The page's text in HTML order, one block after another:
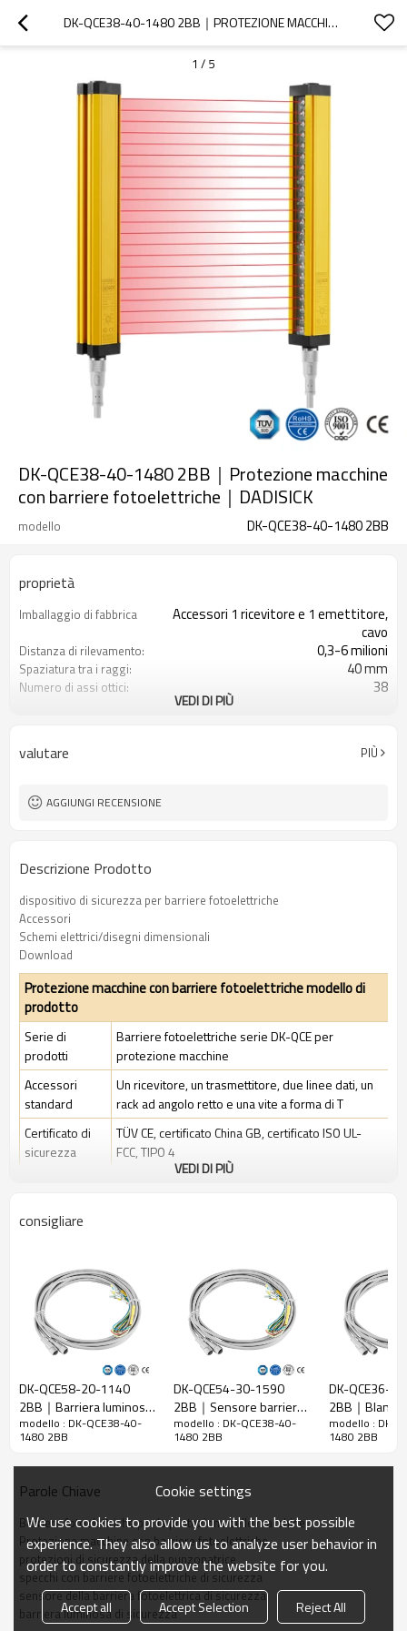
DK-QCE38-40-1480 2BB｜PROTEZIONE MACCHINE CON BARRIERE FOTOELETTRICHE｜DADISICK
1 / 5
DK-QCE38-40-1480 2BB｜Protezione macchine
con barriere fotoelettriche｜DADISICK
modello DK-QCE38-40-1480 2BB
proprietà
Imballaggio di fabbrica
Accessori 1 ricevitore e 1 emettitore,
cavo
Distanza di rilevamento: 0,3-6 milioni
Spaziatura tra i raggi: 40 mm
Numero di assi ottici: 38
Spina di interfaccia Dotato di connettore M12
Certificazione:
VEDI DI PIÙ
valutare PIÙ
AGGIUNGI RECENSIONE
Descrizione Prodotto
dispositivo di sicurezza per barriere fotoelettriche
Accessori
Schemi elettrici/disegni dimensionali
Download
Protezione macchine con barriere fotoelettriche modello di
prodotto
Serie di
prodotti
Barriere fotoelettriche serie DK-QCE per
protezione macchine
Accessori
standard
Un ricevitore, un trasmettitore, due linee dati, un
rack ad angolo retto e una vite a forma di T
Certificato di
sicurezza
TÜV CE, certificato China GB, certificato ISO UL-
FCC, TIPO 4
Rapporto di
risoluzione
40 mm
Controlla la
precisione
48 mm
raggi
38
Altezza di
protezione
1480mm
rilevamento
30-6000mm
Tempo di
risposta
≤15 ms
Dati meccanici
VEDI DI PIÙ
consigliare
DK-QCE58-20-1140
2BB｜Barriera luminosa
a infrarossi｜DADISICK
modello : DK-QCE38-40-
1480 2BB
DK-QCE54-30-1590
2BB｜Sensore barriera
fotoelettrica｜DADISICK
modello : DK-QCE38-40-
1480 2BB
DK-QCE36-
2BB｜
｜DADISICK
modello : DK-
1480 2BB
Parole Chiave
Barriere fotoelettriche per la protezione delle macchine
Protezione macchine con barriere fotoelettriche
protezioni di sicurezza della punzonatrice
specchi con barriere fotoelettriche di sicurezza
sensore della barriera fotoelettrica di sicurezza
barriera luminosa di sicurezza
Cookie settings
We use cookies to provide you with the best possible
experience. They also allow us to analyze user behavior in
order to constantly improve the website for you.
Accept all Accept Selection Reject All